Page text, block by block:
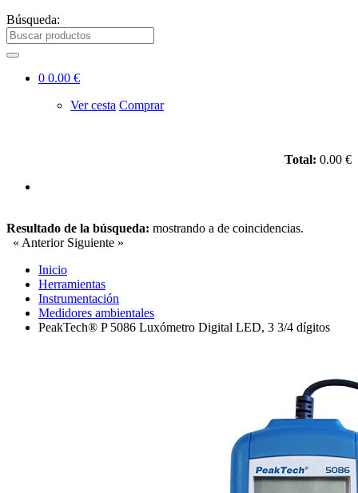
Búsqueda:
0 0.00 €
Ver cesta Comprar
Total: 0.00 €
Resultado de la búsqueda: mostrando a de coincidencias.
« Anterior Siguiente »
Inicio
Herramientas
Instrumentación
Medidores ambientales
PeakTech® P 5086 Luxómetro Digital LED, 3 3/4 dígitos